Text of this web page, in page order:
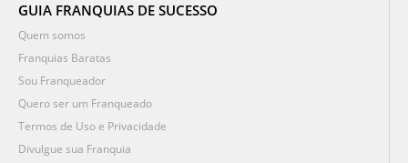
GUIA FRANQUIAS DE SUCESSO
Quem somos
Franquias Baratas
Sou Franqueador
Quero ser um Franqueado
Termos de Uso e Privacidade
Divulgue sua Franquia